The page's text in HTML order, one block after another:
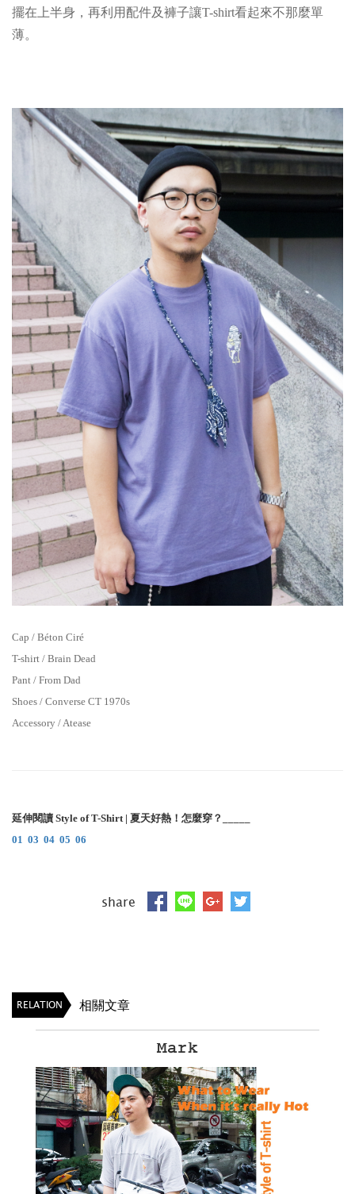
擺在上半身，再利用配件及褲子讓T-shirt看起來不那麼單
薄。
Cap / Béton Ciré
T-shirt / Brain Dead
Pant / From Dad
Shoes / Converse CT 1970s
Accessory / Atease
延伸閱讀 Style of T-Shirt | 夏天好熱！怎麼穿？_____
01 03 04 05 06
share
RELATION 相關文章
Mark